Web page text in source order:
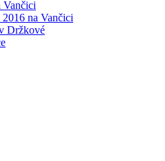
Vančici
na Vančici
Držkové